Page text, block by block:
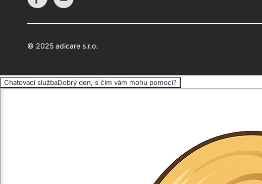
© 2025 adicare s.r.o.